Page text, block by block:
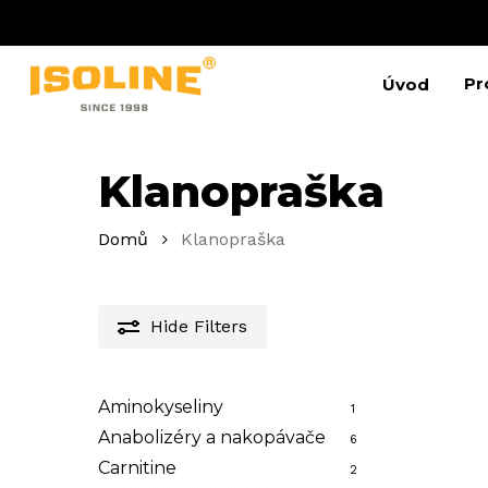
content
Stiskněte Enter pro vyhledávání nebo ESC pro
Úvod
Klanopraška
Domů Klanopraška
Hide Filters
Aminokyseliny 1
Anabolizéry a nakopávače 6
Carnitine 2